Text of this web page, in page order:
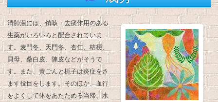
清肺湯には、鎮咳・去痰作用のある
生薬がいろいろと配合されていま
す。麦門冬、天門冬、杏仁、桔梗、
貝母、桑白皮、陳皮などがそうで
す。また、黄ごんと梔子は炎症をさ
ます役目をします。そのほか、血行
をよくして体をあたためる当帰、水